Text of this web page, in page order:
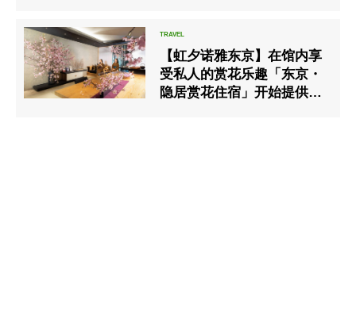
【虹夕诺雅东京】在馆内享
受私人的赏花乐趣「东京・
隐居赏花住宿」开始提供销